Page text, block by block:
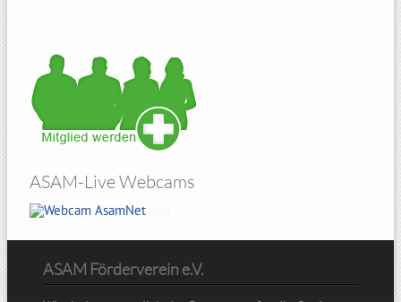
ASAM-Live Webcams
ASAM Förderverein e.V.